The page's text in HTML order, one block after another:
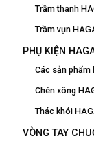
Trầm thanh
Trầm vụn
PHỤ KIỆN
Các sản phẩm
Chén xông
Thác khói
VÒNG TAY